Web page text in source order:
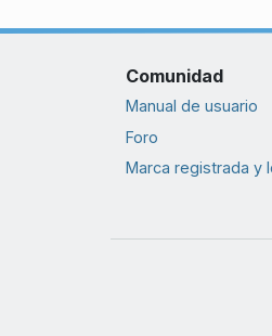
Comunidad
Manual de usuario
Foro
Marca registrada y